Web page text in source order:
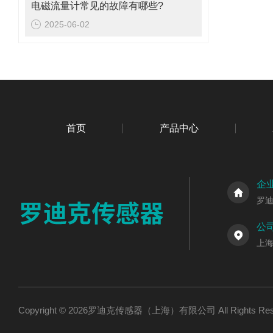
电磁流量计常见的故障有哪些?
2025-06-02
首页 产品中心
企
罗
公
上
Copyright © 2026罗迪克传感器（上海）有限公司 All Rights